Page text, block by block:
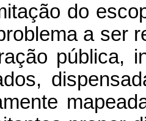
do
a ser
pública,